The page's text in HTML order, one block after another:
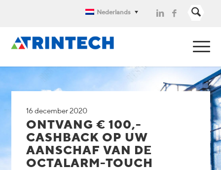
Nederlands
16 december 2020
ONTVANG € 100,-
CASHBACK OP UW
AANSCHAF VAN DE
OCTALARM-TOUCH